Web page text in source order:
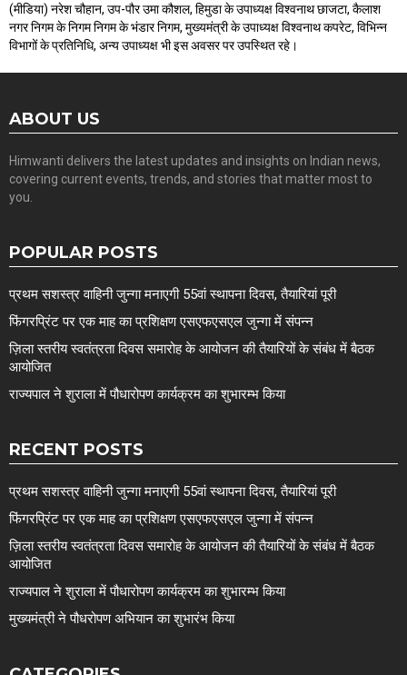
(मीडिया) नरेश चौहान, उप-पौर उमा कौशल, हिमुडा के उपाध्यक्ष विश्वनाथ छाजटा, कैलाश
नगर निगम के निगम निगम के भंडार निगम, मुख्यमंत्री के उपाध्यक्ष विश्वनाथ कपरेट, विभिन्न
विभागों के प्रतिनिधि, अन्य उपाध्यक्ष भी इस अवसर पर उपस्थित रहे।
ABOUT US
Himwanti delivers the latest updates and insights on Indian news,
covering current events, trends, and stories that matter most to
you.
POPULAR POSTS
प्रथम सशस्त्र वाहिनी जुन्गा मनाएगी 55वां स्थापना दिवस, तैयारियां पूरी
फिंगरप्रिंट पर एक माह का प्रशिक्षण एसएफएसएल जुन्गा में संपन्न
ज़िला स्तरीय स्वतंत्रता दिवस समारोह के आयोजन की तैयारियों के संबंध में बैठक
आयोजित
राज्यपाल ने शुराला में पौधारोपण कार्यक्रम का शुभारम्भ किया
RECENT POSTS
प्रथम सशस्त्र वाहिनी जुन्गा मनाएगी 55वां स्थापना दिवस, तैयारियां पूरी
फिंगरप्रिंट पर एक माह का प्रशिक्षण एसएफएसएल जुन्गा में संपन्न
ज़िला स्तरीय स्वतंत्रता दिवस समारोह के आयोजन की तैयारियों के संबंध में बैठक
आयोजित
राज्यपाल ने शुराला में पौधारोपण कार्यक्रम का शुभारम्भ किया
मुख्यमंत्री ने पौधरोपण अभियान का शुभारंभ किया